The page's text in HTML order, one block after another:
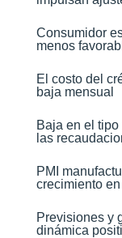
Consumidor
menos
El costo del
baja mensual​
Baja en el
las
PMI
crecimiento
Previsiones y
dinámica